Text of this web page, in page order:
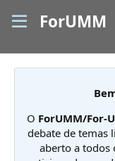
ForUMM
O ForUMM/For-
debate de temas
aberto a todos